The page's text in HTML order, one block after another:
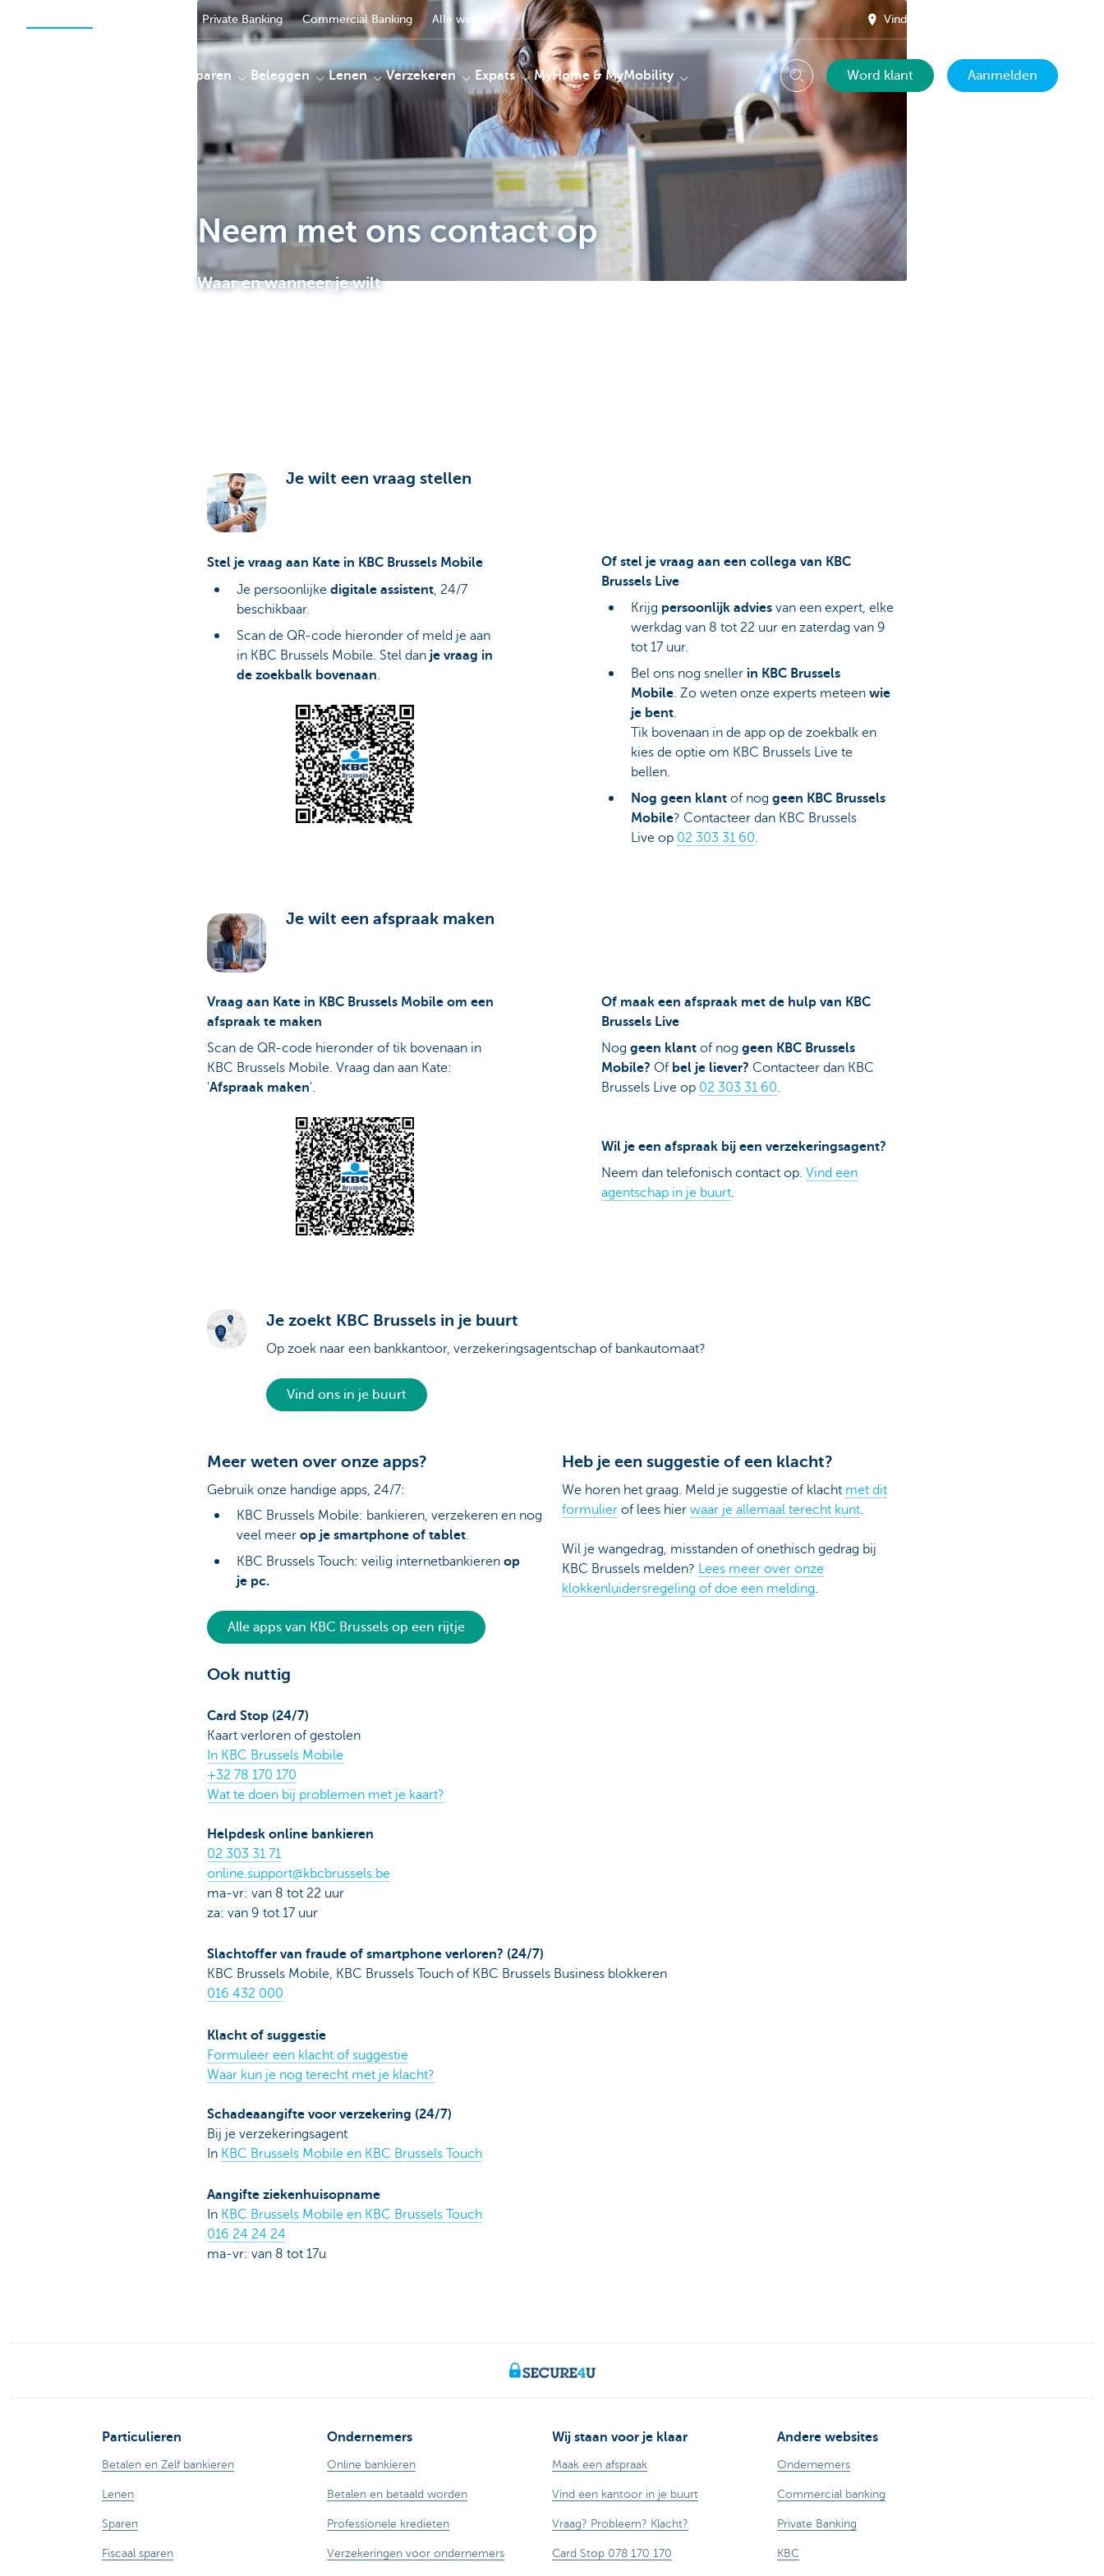
Private Banking Commercial Banking Alle websites Vind een kantoor in je buurt
Sparen Beleggen Lenen Verzekeren Expats MyHome & MyMobility Zoeken Word klant Aanmelden
Neem met ons contact op
Waar en wanneer je wilt
Je wilt een vraag stellen
Stel je vraag aan Kate in KBC Brussels Mobile
Je persoonlijke digitale assistent, 24/7
beschikbaar.
Scan de QR-code hieronder of meld je aan
in KBC Brussels Mobile. Stel dan je vraag in
de zoekbalk bovenaan.
Of stel je vraag aan een collega van KBC
Brussels Live
Krijg persoonlijk advies van een expert, elke
werkdag van 8 tot 22 uur en zaterdag van 9
tot 17 uur.
Bel ons nog sneller in KBC Brussels
Mobile. Zo weten onze experts meteen wie
je bent.
Tik bovenaan in de app op de zoekbalk en
kies de optie om KBC Brussels Live te
bellen.
Nog geen klant of nog geen KBC Brussels
Mobile? Contacteer dan KBC Brussels
Live op 02 303 31 60.
Je wilt een afspraak maken
Vraag aan Kate in KBC Brussels Mobile om een
afspraak te maken
Scan de QR-code hieronder of tik bovenaan in
KBC Brussels Mobile. Vraag dan aan Kate:
'Afspraak maken'.
Of maak een afspraak met de hulp van KBC
Brussels Live
Nog geen klant of nog geen KBC Brussels
Mobile? Of bel je liever? Contacteer dan KBC
Brussels Live op 02 303 31 60.
Wil je een afspraak bij een verzekeringsagent?
Neem dan telefonisch contact op. Vind een
agentschap in je buurt.
Je zoekt KBC Brussels in je buurt
Op zoek naar een bankkantoor, verzekeringsagentschap of bankautomaat?
Vind ons in je buurt
Meer weten over onze apps?
Gebruik onze handige apps, 24/7:
KBC Brussels Mobile: bankieren, verzekeren en nog
veel meer op je smartphone of tablet.
KBC Brussels Touch: veilig internetbankieren op
je pc.
Alle apps van KBC Brussels op een rijtje
Heb je een suggestie of een klacht?
We horen het graag. Meld je suggestie of klacht met dit
formulier of lees hier waar je allemaal terecht kunt.
Wil je wangedrag, misstanden of onethisch gedrag bij
KBC Brussels melden? Lees meer over onze
klokkenluidersregeling of doe een melding.
Ook nuttig
Card Stop (24/7)
Kaart verloren of gestolen
In KBC Brussels Mobile
+32 78 170 170
Wat te doen bij problemen met je kaart?
Helpdesk online bankieren
02 303 31 71
online.support@kbcbrussels.be
ma-vr: van 8 tot 22 uur
za: van 9 tot 17 uur
Slachtoffer van fraude of smartphone verloren? (24/7)
KBC Brussels Mobile, KBC Brussels Touch of KBC Brussels Business blokkeren
016 432 000
Klacht of suggestie
Formuleer een klacht of suggestie
Waar kun je nog terecht met je klacht?
Schadeaangifte voor verzekering (24/7)
Bij je verzekeringsagent
In KBC Brussels Mobile en KBC Brussels Touch
Aangifte ziekenhuisopname
In KBC Brussels Mobile en KBC Brussels Touch
016 24 24 24
ma-vr: van 8 tot 17u
Particulieren
Betalen en Zelf bankieren
Lenen
Sparen
Fiscaal sparen
Ondernemers
Online bankieren
Betalen en betaald worden
Professionele kredieten
Verzekeringen voor ondernemers
Wij staan voor je klaar
Maak een afspraak
Vind een kantoor in je buurt
Vraag? Probleem? Klacht?
Card Stop 078 170 170
Andere websites
Ondernemers
Commercial banking
Private Banking
KBC